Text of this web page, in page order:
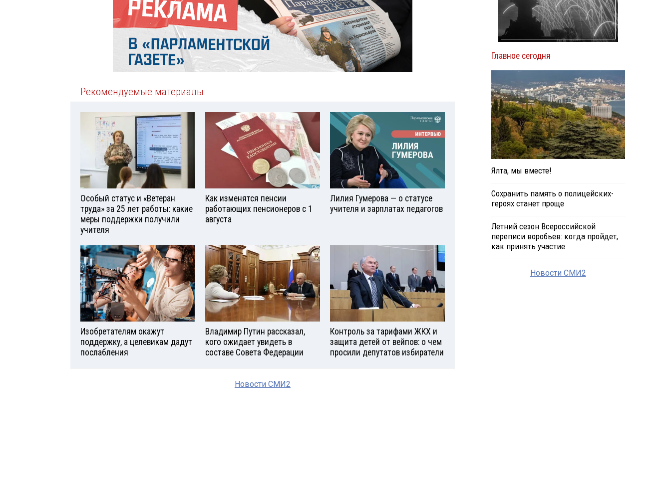
Рекомендуемые материалы
Особый статус и «Ветеран
труда» за 25 лет работы: какие
меры поддержки получили
учителя
Как изменятся пенсии
работающих пенсионеров с 1
августа
Лилия Гумерова — о статусе
учителя и зарплатах педагогов
Изобретателям окажут
поддержку, а целевикам дадут
послабления
Владимир Путин рассказал,
кого ожидает увидеть в
составе Совета Федерации
Контроль за тарифами ЖКХ и
защита детей от вейпов: о чем
просили депутатов избиратели
Новости СМИ2
Главное сегодня
Ялта, мы вместе!
Сохранить память о полицейских-
героях станет проще
Летний сезон Всероссийской
переписи воробьев: когда пройдет,
как принять участие
Новости СМИ2